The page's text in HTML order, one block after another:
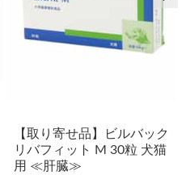
【取り寄せ品】ビルバック
リバフィット M 30粒 犬猫
用 ≪肝臓≫